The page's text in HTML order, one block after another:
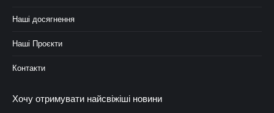
Наші досягнення
Наші Проєкти
Контакти
Хочу отримувати найсвіжіші новини